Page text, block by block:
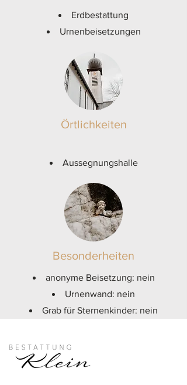
Erdbestattung
Urnenbeisetzungen
Örtlichkeiten
Aussegnungshalle
Besonderheiten
anonyme Beisetzung: nein
Urnenwand: nein
Grab für Sternenkinder: nein